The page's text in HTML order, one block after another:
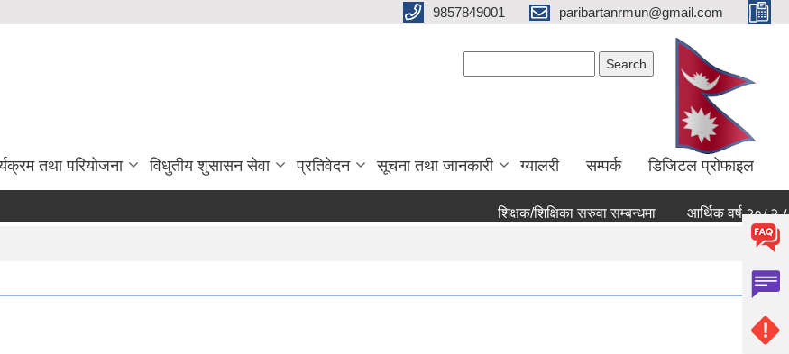
9857849001 paribartanrmun@gmail.com
तथा परियोजना विधुतीय शुसासन सेवा प्रतिवेदन सूचना तथा जानकारी ग्यालरी सम्पर्क डिजिटल प्रोफाइल
शिक्षक/शिक्षिका सरुवा सम्बन्धमा आर्थिक वर्ष २०८२ ८३ को